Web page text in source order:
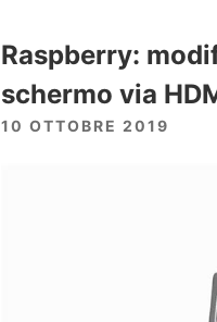
Raspberry:
schermo via
10 OTTOBRE 2019